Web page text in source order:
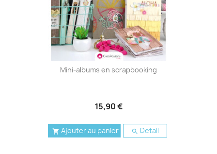
Mini-albums en scrapbooking
15,90 €
 Ajouter au panier  Detail